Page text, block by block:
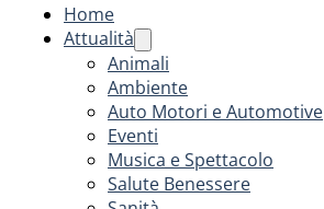
Home
Attualità
Animali
Ambiente
Auto Motori e Automotive
Eventi
Musica e Spettacolo
Salute Benessere